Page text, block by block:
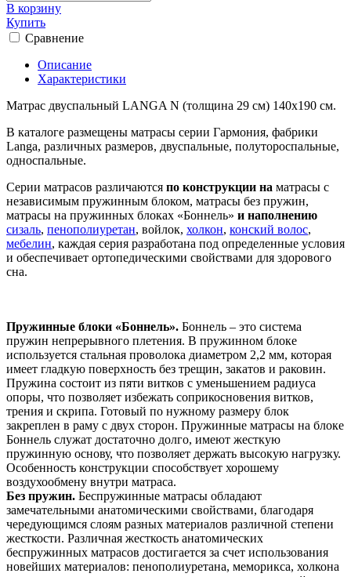
В корзину
Купить
Сравнение
Описание
Характеристики
Матрас двуспальный LANGA N (толщина 29 см) 140х190 см.
В каталоге размещены матрасы серии Гармония, фабрики
Langa, различных размеров, двуспальные, полутороспальные,
односпальные.
Серии матрасов различаются по конструкции на матрасы с
независимым пружинным блоком, матрасы без пружин,
матрасы на пружинных блоках «Боннель» и наполнению
сизаль, пенополиуретан, войлок, холкон, конский волос,
мебелин, каждая серия разработана под определенные условия
и обеспечивает ортопедическими свойствами для здорового
сна.
Пружинные блоки «Боннель». Боннель – это система
пружин непрерывного плетения. В пружинном блоке
используется стальная проволока диаметром 2,2 мм, которая
имеет гладкую поверхность без трещин, закатов и раковин.
Пружина состоит из пяти витков с уменьшением радиуса
опоры, что позволяет избежать соприкосновения витков,
трения и скрипа. Готовый по нужному размеру блок
закреплен в раму с двух сторон. Пружинные матрасы на блоке
Боннель служат достаточно долго, имеют жесткую
пружинную основу, что позволяет держать высокую нагрузку.
Особенность конструкции способствует хорошему
воздухообмену внутри матраса.
Без пружин. Беспружинные матрасы обладают
замечательными анатомическими свойствами, благодаря
чередующимся слоям разных материалов различной степени
жесткости. Различная жесткость анатомических
беспружинных матрасов достигается за счет использования
новейших материалов: пенополиуретана, меморикса, холкона